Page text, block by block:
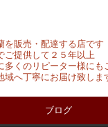
ブログ
を販売・配達する店です
ご提供して２５年以上
くのリピーター様にも
域へ丁寧にお届け致しま